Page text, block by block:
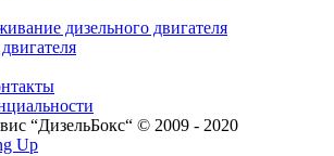
дизельного двигателя
“ДизельБокс“ © 2009 - 2020
Up